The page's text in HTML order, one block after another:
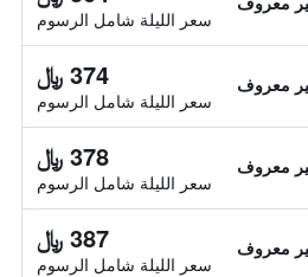
سعر الليلة شامل الرسوم
معروف 374 ﷼
سعر الليلة شامل الرسوم
معروف 378 ﷼
سعر الليلة شامل الرسوم
معروف 387 ﷼
سعر الليلة شامل الرسوم